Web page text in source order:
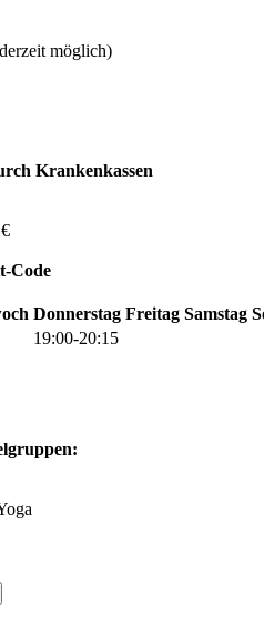
möglich)
Krankenkassen
Code
Donnerstag Freitag Samstag
19:00-20:15